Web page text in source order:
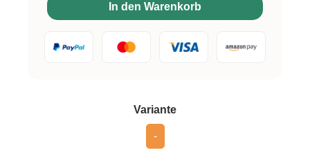
Varianteauswählen
-
In den Warenkorb